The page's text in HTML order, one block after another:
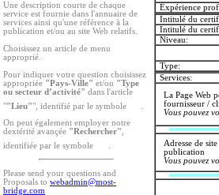
Une description courte de chaque
service est fournie dans l'annuaire de
services ainsi qu'une référence à la
publication et/ou au site Web relatifs.
Choisissez un article de menu
approprié.
Pour indiquer votre question choisissez
appropriée "Pays-Ville" et/ou "Type
ou secteur d’activité" dans l'article
""Lieu"", identifié par le symbole
On peut également employer notre
dextérité avançée "Rechercher",
identifiée par le symbole
.
Please send your questions and
Proposals to webadmin@most-
bridge.com
Expérience
Intitulé du
Intitulé du
Niveau:
Type:
Services:
La Page Web
fournisseur /
Vous pouvez
Adresse de
publication
Vous pouvez